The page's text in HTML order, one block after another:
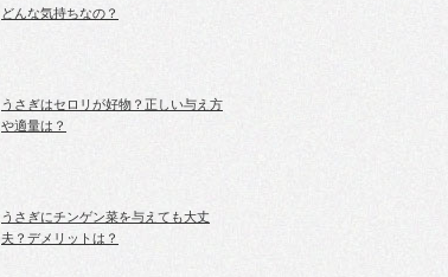
どんな気持ちなの？
うさぎはセロリが好物？正しい与え方
や適量は？
うさぎにチンゲン菜を与えても大丈
夫？デメリットは？